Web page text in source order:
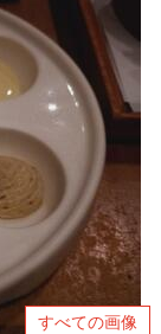
すべての画像